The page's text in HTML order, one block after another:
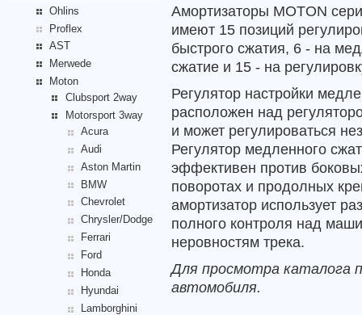
Ohlins
Proflex
AST
Merwede
Moton
Clubsport 2way
Motorsport 3way
Acura
Audi
Aston Martin
BMW
Chevrolet
Chrysler/Dodge
Ferrari
Ford
Honda
Hyundai
Lamborghini
Амортизаторы MOTON
имеют 15 позиций
быстрого сжатия, 6 - на
сжатие и 15 - на
Регулятор настройки
расположен над
и может регулироваться
Регулятор медленного
эффективен против
поворотах и продолных
амортизатор использует
полного контроля над
неровностям трека.
Для просмотра каталога
автомобиля.